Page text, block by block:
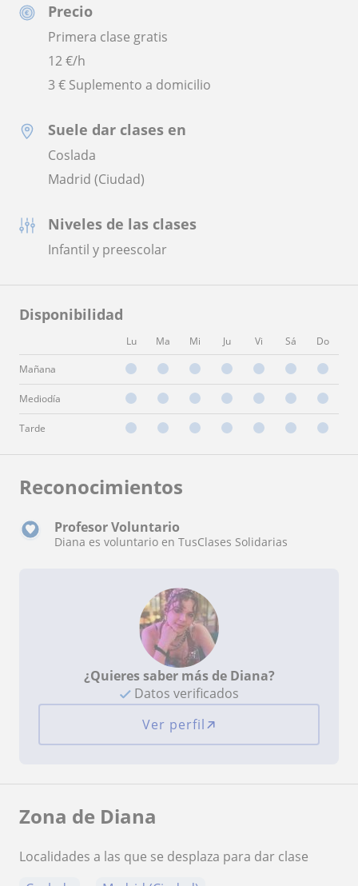
Precio
Primera clase gratis
12€/h
3 € Suplemento a domicilio
Suele dar clases en
Coslada
Madrid (Ciudad)
Niveles de las clases
Infantil y preescolar
Disponibilidad
Lu Ma Mi Ju Vi Sá Do
Mañana
Mediodía
Tarde
Reconocimientos
Profesor Voluntario
Diana es voluntario en TusClases Solidarias
¿Quieres saber más de Diana?
Datos verificados
Ver perfil
Zona de Diana
Localidades a las que se desplaza para dar clase